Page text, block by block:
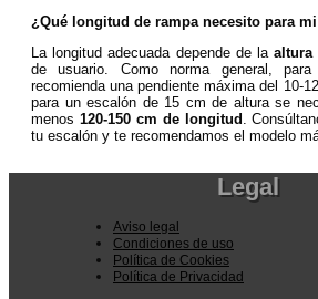
¿Qué longitud de rampa necesito para
La longitud adecuada depende de laaltura
de usuario. Como norma general,
recomienda una pendiente máxima del 10-
para un escalón de 15 cm de altura se
menos 120-150 cm de longitud
.
tu escalón y te recomendamos el modelo
Legal
Aviso legal
Condiciones de uso
Política de Cookies
Política de Privacidad